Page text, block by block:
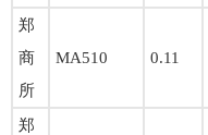
郑
商
所
MA510 0.11
郑